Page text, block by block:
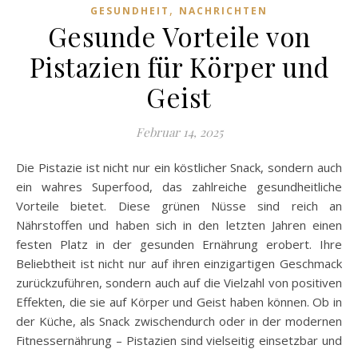
GESUNDHEIT , NACHRICHTEN
Gesunde Vorteile von
Pistazien für Körper und
Geist
Februar 14, 2025
Die Pistazie ist nicht nur ein köstlicher Snack, sondern auch
ein wahres Superfood, das zahlreiche gesundheitliche
Vorteile bietet. Diese grünen Nüsse sind reich an
Nährstoffen und haben sich in den letzten Jahren einen
festen Platz in der gesunden Ernährung erobert. Ihre
Beliebtheit ist nicht nur auf ihren einzigartigen Geschmack
zurückzuführen, sondern auch auf die Vielzahl von positiven
Effekten, die sie auf Körper und Geist haben können. Ob in
der Küche, als Snack zwischendurch oder in der modernen
Fitnessernährung – Pistazien sind vielseitig einsetzbar und